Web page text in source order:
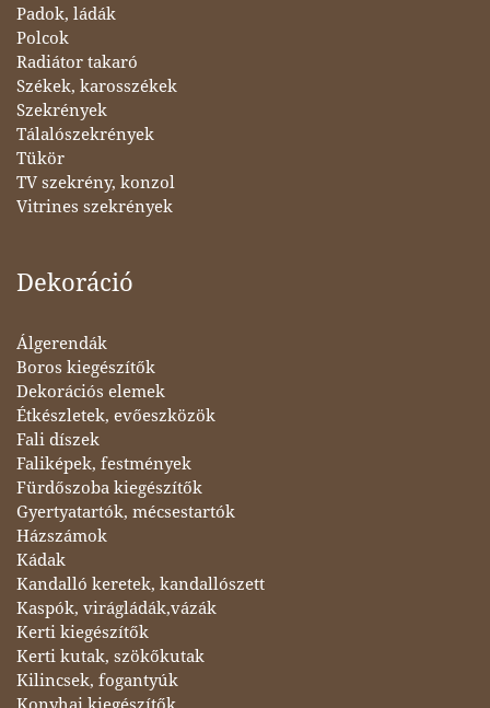
Padok, ládák
Polcok
Radiátor takaró
Székek, karosszékek
Szekrények
Tálalószekrények
Tükör
TV szekrény, konzol
Vitrines szekrények
Dekoráció
Álgerendák
Boros kiegészítők
Dekorációs elemek
Étkészletek, evőeszközök
Fali díszek
Faliképek, festmények
Fürdőszoba kiegészítők
Gyertyatartók, mécsestartók
Házszámok
Kádak
Kandalló keretek, kandallószett
Kaspók, virágládák,vázák
Kerti kiegészítők
Kerti kutak, szökőkutak
Kilincsek, fogantyúk